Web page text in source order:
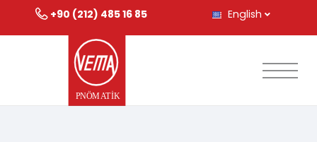
+90 (212) 485 16 85 English